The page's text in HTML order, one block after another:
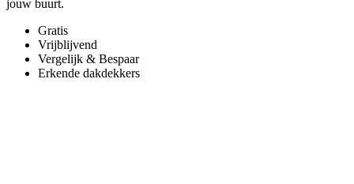
jouw buurt.
Gratis
Vrijblijvend
Vergelijk & Bespaar
Erkende dakdekkers